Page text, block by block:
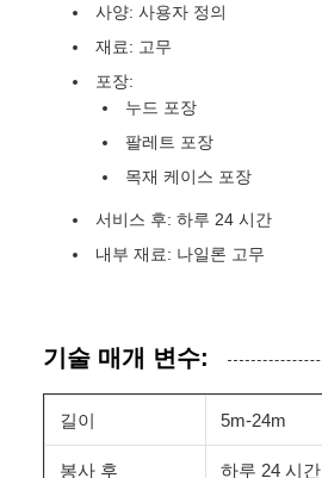
사양: 사용자 정의
재료: 고무
포장:
누드 포장
팔레트 포장
목재 케이스 포장
서비스 후: 하루 24 시간
내부 재료: 나일론 고무
기술 매개 변수:
길이 5m-24m
봉사 후 하루 24 시간